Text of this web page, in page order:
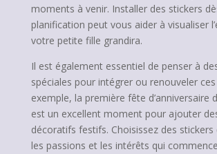
moments à venir. Installer des stickers
planification peut vous aider à visualiser
votre petite fille grandira.
Il est également essentiel de penser à
spéciales pour intégrer ou renouveler
exemple, la première fête d’anniversaire
est un excellent moment pour ajouter
décoratifs festifs. Choisissez des
les passions et les intérêts qui